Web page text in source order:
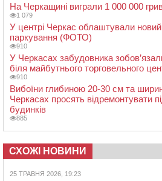
На Черкащині виграли 1 000 000
1 079
У центрі Черкас облаштували
паркування (ФОТО)
910
У Черкасах забудовника
біля майбутнього торговельного
910
Вибоїни глибиною 20-30 см та
Черкасах просять відремонтувати
будинків
885
СХОЖІ НОВИНИ
25 ТРАВНЯ 2026, 19:23